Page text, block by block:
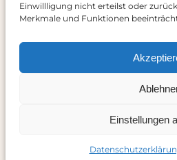
Einwillligung nicht erteilst oder
Merkmale und Funktionen
Einstellungen
LinkedIn
Copyright © 2025 |